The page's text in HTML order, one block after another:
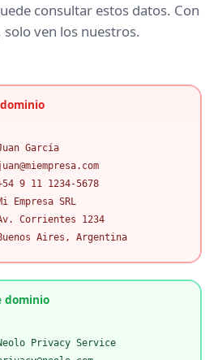
consultar estos datos. Con
solo ven los nuestros.
García
9 11 1234-5678
SRL
Corrientes 1234
Aires, Argentina
dominio
Privacy Service